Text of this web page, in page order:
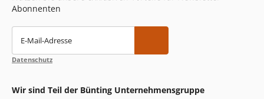
Abonnenten
E-Mail-Adresse
Datenschutz
Wir sind Teil der Bünting Unternehmensgruppe